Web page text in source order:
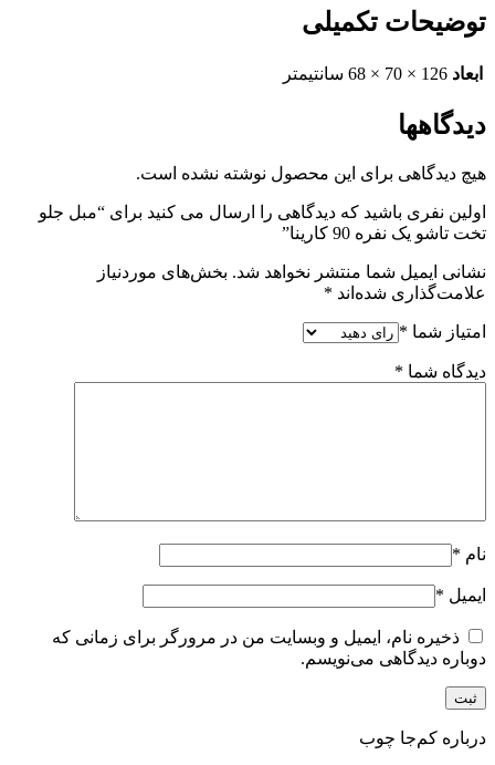
توضیحات تکمیلی
ابعاد 126 × 70 × 68 سانتیمتر
دیدگاهها
هیچ دیدگاهی برای این محصول نوشته نشده است.
اولین نفری باشید که دیدگاهی را ارسال می کنید برای “مبل جلو
تخت تاشو یک نفره 90 کارینا”
نشانی ایمیل شما منتشر نخواهد شد. بخش‌های موردنیاز
علامت‌گذاری شده‌اند *
امتیاز شما *
دیدگاه شما *
نام *
ایمیل *
ذخیره نام، ایمیل و وبسایت من در مرورگر برای زمانی که
دوباره دیدگاهی می‌نویسم.
درباره کم‌جا چوب